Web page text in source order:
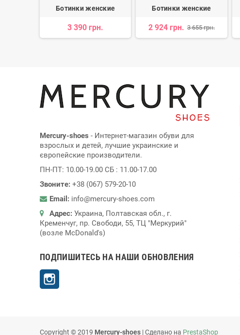
Ботинки женские
3 390 грн.
Ботинки женские
2 924 грн. 3 655 грн.
Mercury-shoes - Интернет-магазин обуви для
взрослых и детей, лучшие украинские и
європейские производители.
ПН-ПТ: 10.00-19.00 СБ : 11.00-17.00
Звоните: +38 (067) 579-20-10
Email: info@mercury-shoes.com
Адрес: Украина, Полтавская обл., г.
Кременчуг, пр. Свободи, 55, ТЦ "Меркурий"
(возле McDonald's)
ПОДПИШИТЕСЬ НА НАШИ ОБНОВЛЕНИЯ
Copyright © 2019 Mercury-shoes | Сделано на PrestaShop